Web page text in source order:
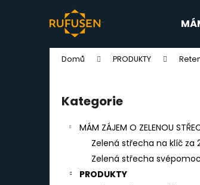
Domů PRODUKTY
Přeskočit
kategorie
Kategorie
MÁM ZÁJEM O ZELENOU
Zelená střecha na klíč za
Zelená střecha
PRODUKTY
Zpět
obchodu
Zpět
obchodu